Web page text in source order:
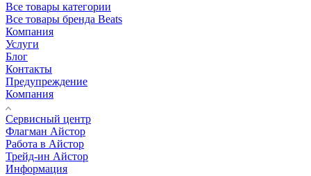
Все товары категории
Все товары бренда Beats
Компания
Услуги
Блог
Контакты
Предупреждение
Компания
Сервисный центр
Флагман Айстор
Работа в Айстор
Трейд-ин Айстор
Информация